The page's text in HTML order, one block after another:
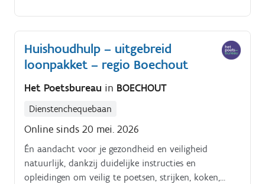
Huishoudhulp – uitgebreid
loonpakket – regio Boechout
Het Poetsbureau in BOECHOUT
Dienstenchequebaan
Online sinds 20 mei. 2026
Én aandacht voor je gezondheid en veiligheid
natuurlijk, dankzij duidelijke instructies en
opleidingen om veilig te poetsen, strijken, koken,